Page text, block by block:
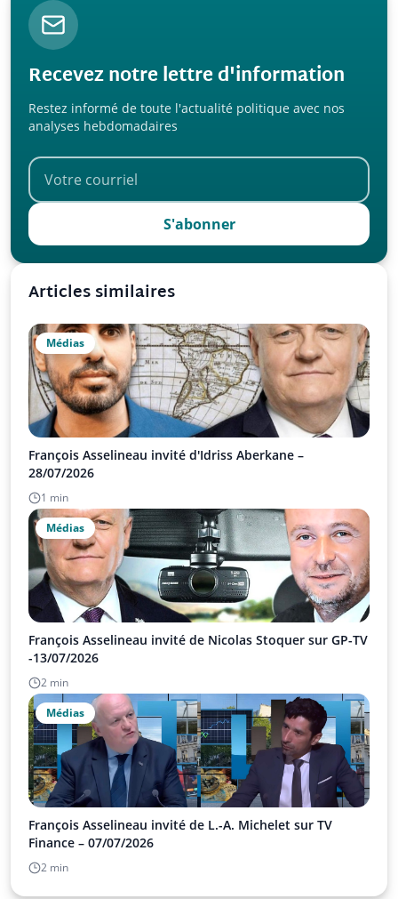
Recevez notre lettre d'information
Restez informé de toute l'actualité politique avec nos
analyses hebdomadaires
S'abonner
Articles similaires
Médias
François Asselineau invité d'Idriss Aberkane –
28/07/2026
1 min
Médias
François Asselineau invité de Nicolas Stoquer sur GP-TV
-13/07/2026
2 min
Médias
François Asselineau invité de L.-A. Michelet sur TV
Finance – 07/07/2026
2 min